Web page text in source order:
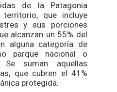
de la Patagonia
que incluye
y sus porciones
alcanzan un 55% del
alguna categoría de
parque nacional o
Se suman aquellas
que cubren el 41%
protegida.